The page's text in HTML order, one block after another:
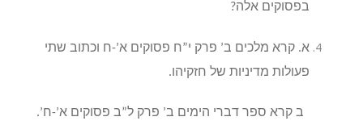
בפסוקים אלה?
א. קרא מלכים ב’ פרק י”ח פסוקים א’-ח וכתוב שתי
פעולות מדיניות של חזקיהו.
ב קרא ספר דברי הימים ב’ פרק ל”ב פסוקים א’-ח’.